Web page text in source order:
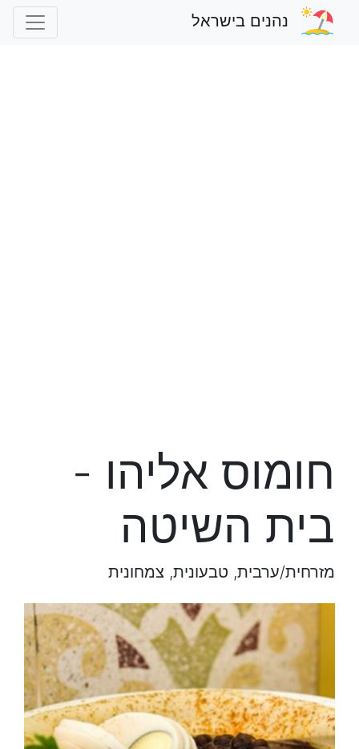
נהנים בישראל
חומוס אליהו -
בית השיטה
מזרחית/ערבית, טבעונית, צמחונית